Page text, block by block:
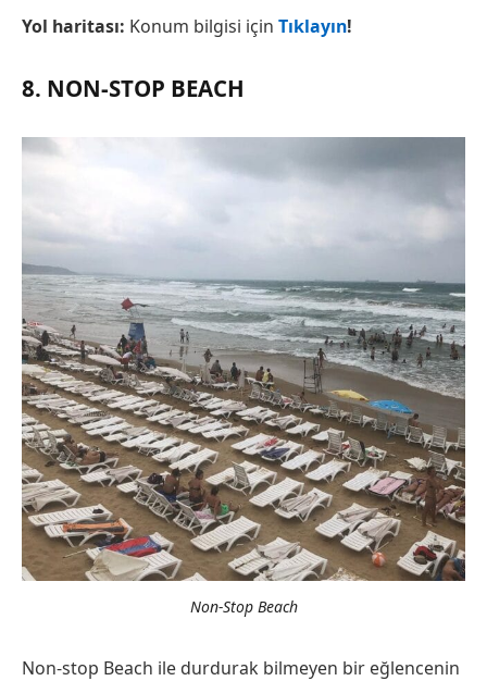
Yol haritası: Konum bilgisi için Tıklayın!
8. NON-STOP BEACH
Non-Stop Beach
Non-stop Beach ile durdurak bilmeyen bir eğlencenin